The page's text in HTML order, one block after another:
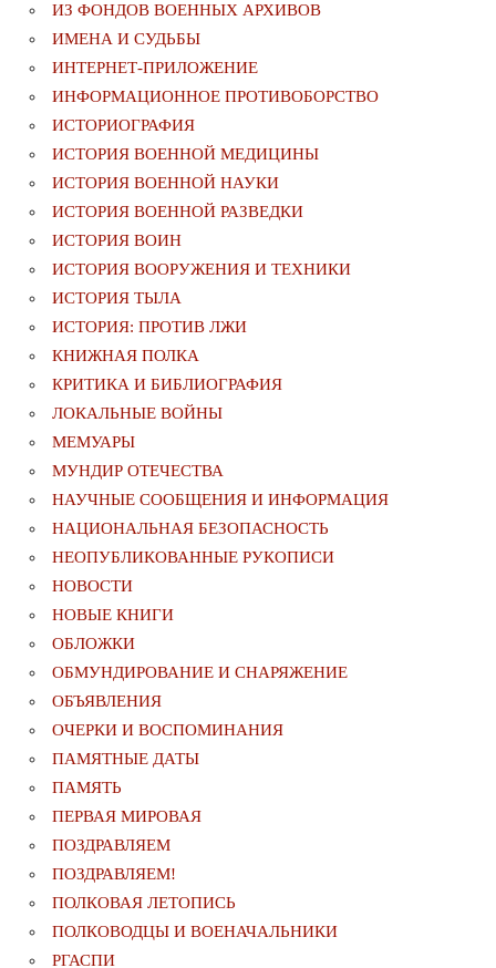
ИЗ ФОНДОВ ВОЕННЫХ АРХИВОВ
ИМЕНА И СУДЬБЫ
ИНТЕРНЕТ-ПРИЛОЖЕНИЕ
ИНФОРМАЦИОННОЕ ПРОТИВОБОРСТВО
ИСТОРИОГРАФИЯ
ИСТОРИЯ ВОЕННОЙ МЕДИЦИНЫ
ИСТОРИЯ ВОЕННОЙ НАУКИ
ИСТОРИЯ ВОЕННОЙ РАЗВЕДКИ
ИСТОРИЯ ВОИН
ИСТОРИЯ ВООРУЖЕНИЯ И ТЕХНИКИ
ИСТОРИЯ ТЫЛА
ИСТОРИЯ: ПРОТИВ ЛЖИ
КНИЖНАЯ ПОЛКА
КРИТИКА И БИБЛИОГРАФИЯ
ЛОКАЛЬНЫЕ ВОЙНЫ
МЕМУАРЫ
МУНДИР ОТЕЧЕСТВА
НАУЧНЫЕ СООБЩЕНИЯ И ИНФОРМАЦИЯ
НАЦИОНАЛЬНАЯ БЕЗОПАСНОСТЬ
НЕОПУБЛИКОВАННЫЕ РУКОПИСИ
НОВОСТИ
НОВЫЕ КНИГИ
ОБЛОЖКИ
ОБМУНДИРОВАНИЕ И СНАРЯЖЕНИЕ
ОБЪЯВЛЕНИЯ
ОЧЕРКИ И ВОСПОМИНАНИЯ
ПАМЯТНЫЕ ДАТЫ
ПАМЯТЬ
ПЕРВАЯ МИРОВАЯ
ПОЗДРАВЛЯЕМ
ПОЗДРАВЛЯЕМ!
ПОЛКОВАЯ ЛЕТОПИСЬ
ПОЛКОВОДЦЫ И ВОЕНАЧАЛЬНИКИ
РГАСПИ